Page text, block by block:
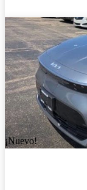
¡Nuevo!